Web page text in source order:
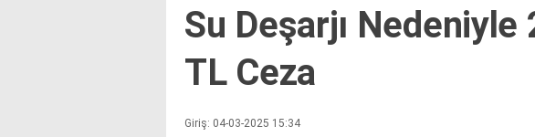
Su Deşarjı
TL Ceza
Giriş: 04-03-2025 15:34